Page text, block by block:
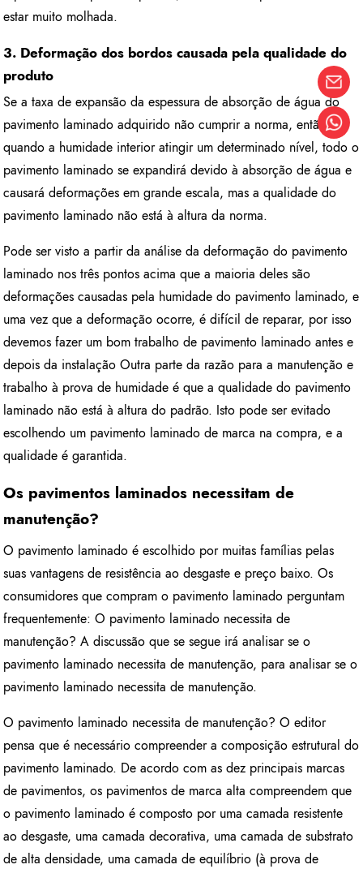
estar muito molhada.
3. Deformação dos bordos causada pela qualidade do
produto
Se a taxa de expansão da espessura de absorção de água do
pavimento laminado adquirido não cumprir a norma, então
quando a humidade interior atingir um determinado nível, todo o
pavimento laminado se expandirá devido à absorção de água e
causará deformações em grande escala, mas a qualidade do
pavimento laminado não está à altura da norma.
Pode ser visto a partir da análise da deformação do pavimento
laminado nos três pontos acima que a maioria deles são
deformações causadas pela humidade do pavimento laminado, e
uma vez que a deformação ocorre, é difícil de reparar, por isso
devemos fazer um bom trabalho de pavimento laminado antes e
depois da instalação Outra parte da razão para a manutenção e
trabalho à prova de humidade é que a qualidade do pavimento
laminado não está à altura do padrão. Isto pode ser evitado
escolhendo um pavimento laminado de marca na compra, e a
qualidade é garantida.
Os pavimentos laminados necessitam de
manutenção?
O pavimento laminado é escolhido por muitas famílias pelas
suas vantagens de resistência ao desgaste e preço baixo. Os
consumidores que compram o pavimento laminado perguntam
frequentemente: O pavimento laminado necessita de
manutenção? A discussão que se segue irá analisar se o
pavimento laminado necessita de manutenção, para analisar se o
pavimento laminado necessita de manutenção.
O pavimento laminado necessita de manutenção? O editor
pensa que é necessário compreender a composição estrutural do
pavimento laminado. De acordo com as dez principais marcas
de pavimentos, os pavimentos de marca alta compreendem que
o pavimento laminado é composto por uma camada resistente
ao desgaste, uma camada decorativa, uma camada de substrato
de alta densidade, uma camada de equilíbrio (à prova de